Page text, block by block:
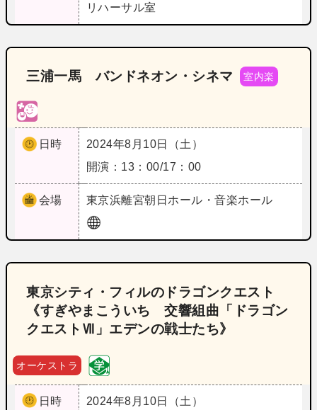
リハーサル室
三浦一馬 バンドネオン・シネマ 室内楽
日時
2024年8月10日（土）
開演：13：00/17：00
会場 東京浜離宮朝日ホール・音楽ホール
東京シティ・フィルのドラゴンクエスト
《すぎやまこういち 交響組曲「ドラゴン
クエストⅦ」エデンの戦士たち》
オーケストラ
日時
2024年8月10日（土）